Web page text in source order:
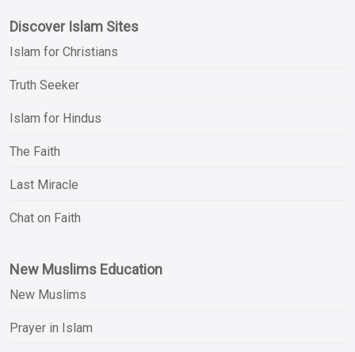
Discover Islam Sites
Islam for Christians
Truth Seeker
Islam for Hindus
The Faith
Last Miracle
Chat on Faith
New Muslims Education
New Muslims
Prayer in Islam